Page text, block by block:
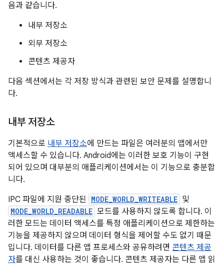
음과 같습니다.
내부 저장소
외부 저장소
콘텐츠 제공자
다음 섹션에서는 각 저장 방식과 관련된 보안 문제를 설명합니
다.
내부 저장소
기본적으로 내부 저장소에 만드는 파일은 여러분의 앱에서만
액세스할 수 있습니다. Android에는 이러한 보호 기능이 구현
되어 있으며 대부분의 애플리케이션에서는 이 기능으로 충분합
니다.
IPC 파일에 지원 중단된 MODE_WORLD_WRITEABLE 및
MODE_WORLD_READABLE 모드를 사용하지 않도록 합니다. 이
러한 모드는 데이터 액세스를 특정 애플리케이션으로 제한하는
기능을 제공하지 않으며 데이터 형식을 제어할 수도 없기 때문
입니다. 데이터를 다른 앱 프로세스와 공유하려면 콘텐츠 제공
자를 대신 사용하는 것이 좋습니다. 콘텐츠 제공자는 다른 앱 읽